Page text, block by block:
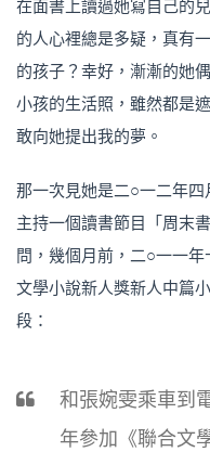
在面書上讀過她寫自己的
的人心裡總是多疑，真有
的孩子？幸好，漸漸的她
小孩的生活照，雖然都是
敢向她提出我的夢。
那一次見她是二○一二年
主持一個讀書節目「周末
問，幾個月前，二○一一
文學小說新人獎新人中篇
段：
和張婉雯乘車到
年參加《聯合文